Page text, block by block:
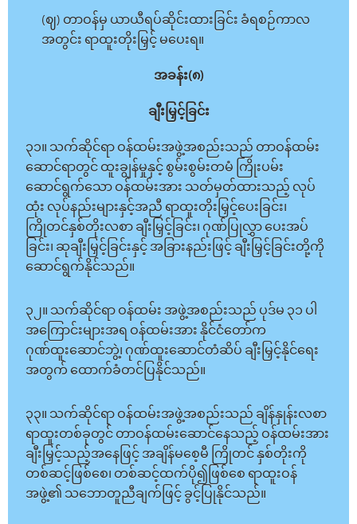
(ဈ) တာဝန်မှ ယာယီရပ်ဆိုင်းထားခြင်း ခံရစဉ်ကာလ
အတွင်း ရာထူးတိုးမြှင့် မပေးရ။
အခန်း(၈)
ချီးမြှင့်ခြင်း
၃၁။ သက်ဆိုင်ရာ ဝန်ထမ်းအဖွဲ့အစည်းသည် တာဝန်ထမ်း
ဆောင်ရာတွင် ထူးချွန်မှုနှင့် စွမ်းစွမ်းတမံ ကြိုးပမ်း
ဆောင်ရွက်သော ဝန်ထမ်းအား သတ်မှတ်ထားသည့် လုပ်
ထုံး လုပ်နည်းများနှင့်အညီ ရာထူးတိုးမြှင့်ပေးခြင်း၊
ကြိုတင်နှစ်တိုးလစာ ချီးမြှင့်ခြင်း၊ ဂုဏ်ပြုလွှာ ပေးအပ်
ခြင်း၊ ဆုချီးမြှင့်ခြင်းနှင့် အခြားနည်းဖြင့် ချီးမြှင့်ခြင်းတို့ကို
ဆောင်ရွက်နိုင်သည်။
၃၂။ သက်ဆိုင်ရာ ဝန်ထမ်း အဖွဲ့အစည်းသည် ပုဒ်မ ၃၁ ပါ
အကြောင်းများအရ ဝန်ထမ်းအား နိုင်ငံတော်က
ဂုဏ်ထူးဆောင်ဘွဲ့၊ ဂုဏ်ထူးဆောင်တံဆိပ် ချီးမြှင့်နိုင်ရေး
အတွက် ထောက်ခံတင်ပြနိုင်သည်။
၃၃။ သက်ဆိုင်ရာ ဝန်ထမ်းအဖွဲ့အစည်းသည် ချိန်နှုန်းလစာ
ရာထူးတစ်ခုတွင် တာဝန်ထမ်းဆောင်နေသည့် ဝန်ထမ်းအား
ချီးမြှင့်သည့်အနေဖြင့် အချိန်မစေ့မီ ကြိုတင် နှစ်တိုးကို
တစ်ဆင့်ဖြစ်စေ၊ တစ်ဆင့်ထက်ပို၍ဖြစ်စေ ရာထူးဝန်
အဖွဲ့၏ သဘောတူညီချက်ဖြင့် ခွင့်ပြုနိုင်သည်။